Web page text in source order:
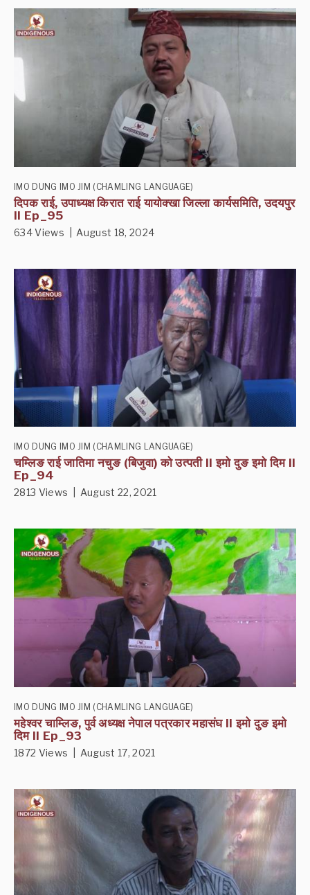
IMO DUNG IMO JIM (CHAMLING LANGUAGE)
दिपक राई, उपाध्यक्ष किरात राई यायोक्खा जिल्ला कार्यसमिति, उदयपुर
II Ep_95
634 Views | August 18, 2024
IMO DUNG IMO JIM (CHAMLING LANGUAGE)
चम्लिङ राई जातिमा नचुङ (बिजुवा) को उत्पती II इमो दुङ इमो दिम II
Ep_94
2813 Views | August 22, 2021
IMO DUNG IMO JIM (CHAMLING LANGUAGE)
महेश्‍वर चाम्लिङ, पुर्व अध्यक्ष नेपाल पत्रकार महासंघ II इमो दुङ इमो
दिम II Ep_93
1872 Views | August 17, 2021